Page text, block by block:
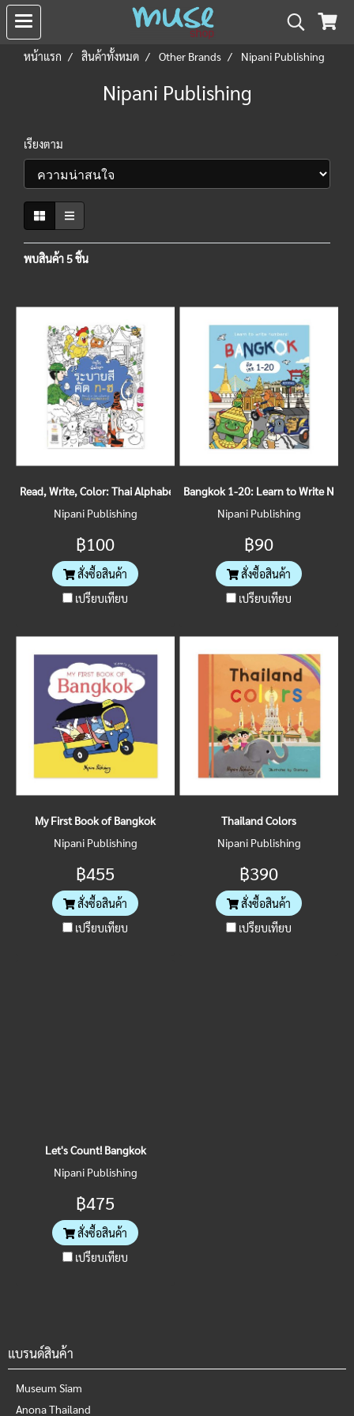
หน้าแรก สินค้าทั้งหมด Other Brands Nipani Publishing
Nipani Publishing
เรียงตาม
พบสินค้า 5 ชิ้น
Read, Write, Color: Thai Alphabet
Nipani Publishing
฿100
สั่งซื้อสินค้า
เปรียบเทียบ
Bangkok 1-20: Learn to Write
Nipani Publishing
฿90
สั่งซื้อสินค้า
เปรียบเทียบ
My First Book of Bangkok
Nipani Publishing
฿455
สั่งซื้อสินค้า
เปรียบเทียบ
Thailand Colors
Nipani Publishing
฿390
สั่งซื้อสินค้า
เปรียบเทียบ
Let's Count! Bangkok
Nipani Publishing
฿475
สั่งซื้อสินค้า
เปรียบเทียบ
แบรนด์สินค้า
Museum Siam
Anona Thailand